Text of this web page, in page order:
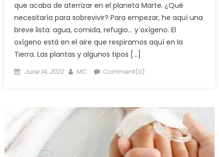
que acaba de aterrizar en el planeta Marte. ¿Qué
necesitaría para sobrevivir? Para empezar, he aquí una
breve lista: agua, comida, refugio… y oxígeno. El
oxígeno está en el aire que respiramos aquí en la
Tierra. Las plantas y algunos tipos […]
Posted
June 14, 2022 Author
MC Comment(0)